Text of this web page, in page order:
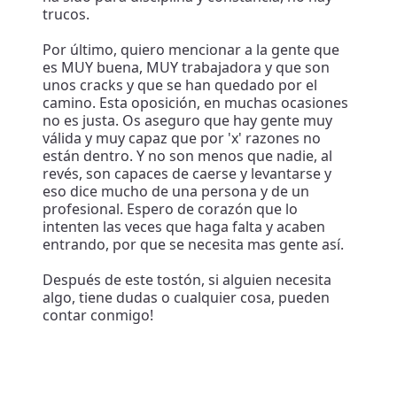
trucos.
Por último, quiero mencionar a la gente que
es MUY buena, MUY trabajadora y que son
unos cracks y que se han quedado por el
camino. Esta oposición, en muchas ocasiones
no es justa. Os aseguro que hay gente muy
válida y muy capaz que por 'x' razones no
están dentro. Y no son menos que nadie, al
revés, son capaces de caerse y levantarse y
eso dice mucho de una persona y de un
profesional. Espero de corazón que lo
intenten las veces que haga falta y acaben
entrando, por que se necesita mas gente así.
Después de este tostón, si alguien necesita
algo, tiene dudas o cualquier cosa, pueden
contar conmigo!